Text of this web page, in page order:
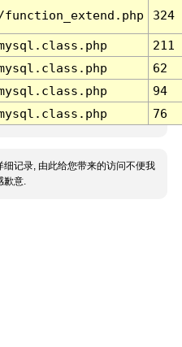
324
211
62
94
76
细记录, 由此给您带来的访问不便我
歉意.